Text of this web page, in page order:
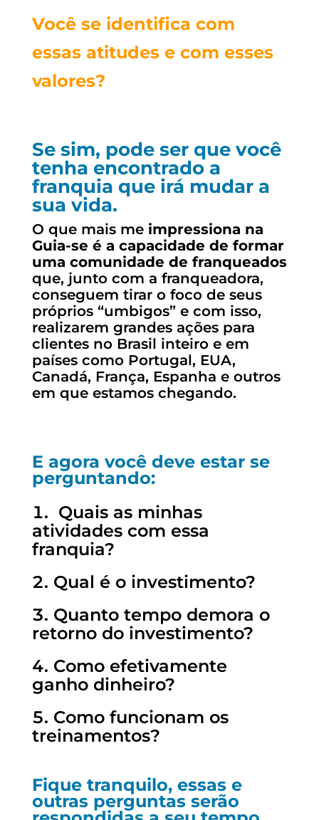
Você se identifica com
essas atitudes e com esses
valores?
Se sim, pode ser que você
tenha encontrado a
franquia que irá mudar a
sua vida.
O que mais me impressiona na
Guia-se é a capacidade de formar
uma comunidade de franqueados
que, junto com a franqueadora,
conseguem tirar o foco de seus
próprios “umbigos” e com isso,
realizarem grandes ações para
clientes no Brasil inteiro e em
países como Portugal, EUA,
Canadá, França, Espanha e outros
em que estamos chegando.
E agora você deve estar se
perguntando:
Quais as minhas
atividades com essa
franquia?
Qual é o investimento?
Quanto tempo demora o
retorno do investimento?
Como efetivamente
ganho dinheiro?
Como funcionam os
treinamentos?
Fique tranquilo, essas e
outras perguntas serão